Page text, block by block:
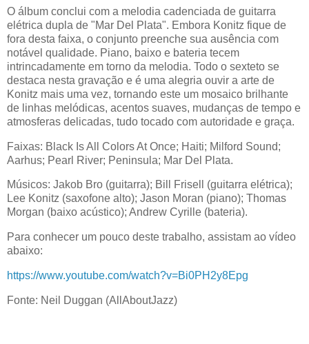
O álbum conclui com a melodia cadenciada de guitarra
elétrica dupla de "Mar Del Plata". Embora Konitz fique de
fora desta faixa, o conjunto preenche sua ausência com
notável qualidade. Piano, baixo e bateria tecem
intrincadamente em torno da melodia. Todo o sexteto se
destaca nesta gravação e é uma alegria ouvir a arte de
Konitz mais uma vez, tornando este um mosaico brilhante
de linhas melódicas, acentos suaves, mudanças de tempo e
atmosferas delicadas, tudo tocado com autoridade e graça.
Faixas: Black Is All Colors At Once; Haiti; Milford Sound;
Aarhus; Pearl River; Peninsula; Mar Del Plata.
Músicos: Jakob Bro (guitarra); Bill Frisell (guitarra elétrica);
Lee Konitz (saxofone alto); Jason Moran (piano); Thomas
Morgan (baixo acústico); Andrew Cyrille (bateria).
Para conhecer um pouco deste trabalho, assistam ao vídeo
abaixo:
https://www.youtube.com/watch?v=Bi0PH2y8Epg
Fonte: Neil Duggan (AllAboutJazz)